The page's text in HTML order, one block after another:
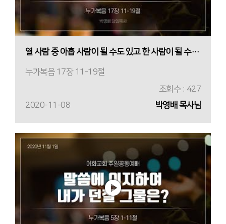
열 사람 중 아홉 사람이 될 수도 있고 한 사람이 될 수도 있습니다.
누가복음 17장 11-19절
조회수 : 427
2020-11-08
박영배 목사님